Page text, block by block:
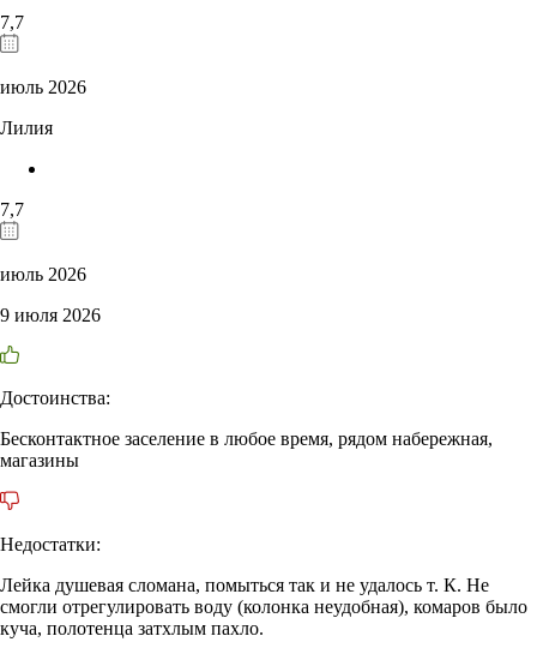
7,7
июль 2026
Лилия
7,7
июль 2026
9 июля 2026
Достоинства:
Бесконтактное заселение в любое время, рядом набережная,
магазины
Недостатки:
Лейка душевая сломана, помыться так и не удалось т. К. Не
смогли отрегулировать воду (колонка неудобная), комаров было
куча, полотенца затхлым пахло.